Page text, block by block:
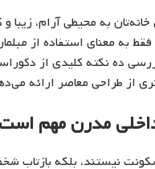
به محیطی آرام، زیبا
به معنای استفاده از
ده نکته کلیدی از
از طراحی معاصر ارائه
مدرن مهم
نیستند، بلکه